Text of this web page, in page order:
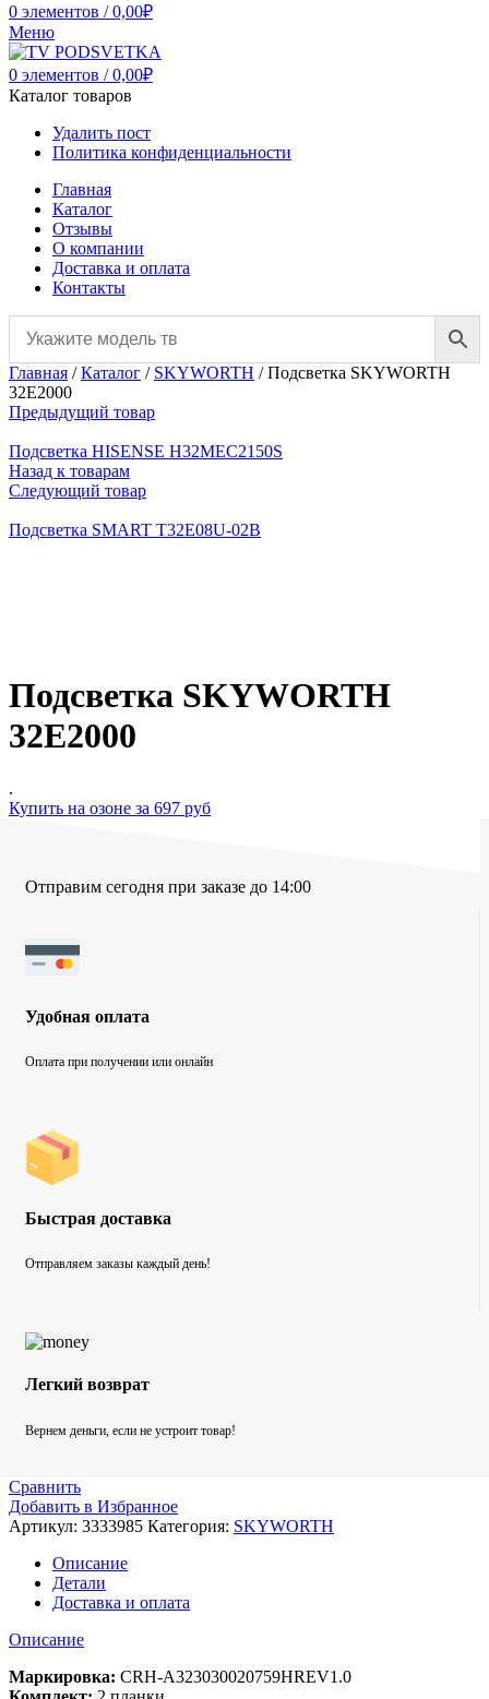
0 элементов / 0,00₽
Меню
0 элементов / 0,00₽
Каталог товаров
Удалить пост
Политика конфиденциальности
Главная
Каталог
Отзывы
О компании
Доставка и оплата
Контакты
Главная /Каталог / SKYWORTH /Подсветка SKYWORTH
32E2000
Предыдущий товар
Подсветка HISENSE H32MEC2150S
Назад к товарам
Следующий товар
Подсветка SMART T32E08U-02B
Подсветка SKYWORTH
32E2000
.
Купить на озоне за 697 руб
Отправим сегодня при заказе до 14:00
Удобная оплата
Оплата при получении или онлайн
Быстрая доставка
Отправляем заказы каждый день!
Легкий возврат
Вернем деньги, если не устроит товар!
Сравнить
Добавить в Избранное
Артикул: 3333985 Категория: SKYWORTH
Описание
Детали
Доставка и оплата
Описание
Маркировка: CRH-A323030020759HREV1.0